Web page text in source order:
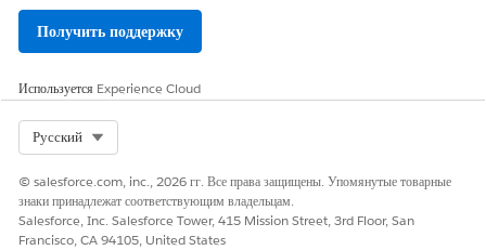
Получить поддержку
Используется Experience Cloud
Русский
© salesforce.com, inc., 2026 гг. Все права защищены. Упомянутые товарные
знаки принадлежат соответствующим владельцам.
Salesforce, Inc. Salesforce Tower, 415 Mission Street, 3rd Floor, San
Francisco, CA 94105, United States